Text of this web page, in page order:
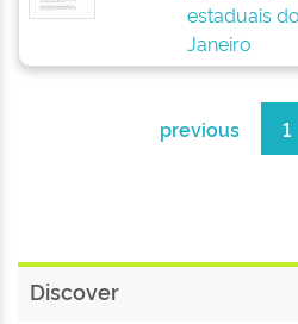
estaduais
Janeiro
previous 1
Discover